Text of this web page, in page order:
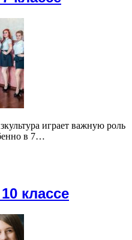
играет важную роль
в 7…
классе